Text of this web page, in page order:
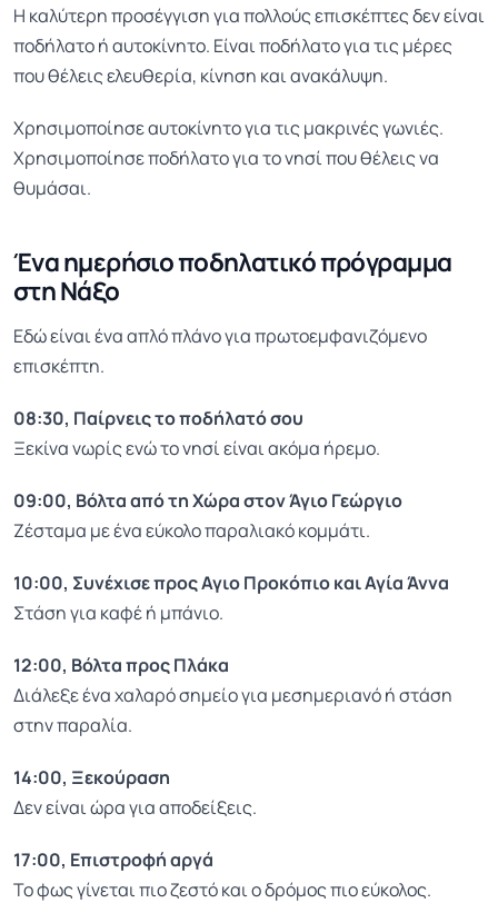
Η καλύτερη προσέγγιση για πολλούς επισκέπτες δεν είναι
ποδήλατο ή αυτοκίνητο. Είναι ποδήλατο για τις μέρες
που θέλεις ελευθερία, κίνηση και ανακάλυψη.
Χρησιμοποίησε αυτοκίνητο για τις μακρινές γωνιές.
Χρησιμοποίησε ποδήλατο για το νησί που θέλεις να
θυμάσαι.
Ένα ημερήσιο ποδηλατικό πρόγραμμα
στη Νάξο
Εδώ είναι ένα απλό πλάνο για πρωτοεμφανιζόμενο
επισκέπτη.
08:30, Παίρνεις το ποδήλατό σου
Ξεκίνα νωρίς ενώ το νησί είναι ακόμα ήρεμο.
09:00, Βόλτα από τη Χώρα στον Άγιο Γεώργιο
Ζέσταμα με ένα εύκολο παραλιακό κομμάτι.
10:00, Συνέχισε προς Αγιο Προκόπιο και Αγία Άννα
Στάση για καφέ ή μπάνιο.
12:00, Βόλτα προς Πλάκα
Διάλεξε ένα χαλαρό σημείο για μεσημεριανό ή στάση
στην παραλία.
14:00, Ξεκούραση
Δεν είναι ώρα για αποδείξεις.
17:00, Επιστροφή αργά
Το φως γίνεται πιο ζεστό και ο δρόμος πιο εύκολος.